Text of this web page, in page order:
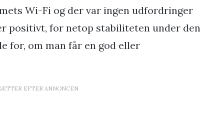
Wi-Fi og der var ingen udfordringer
positivt, for netop stabiliteten under den
for, om man får en god eller
EFTER ANNONCEN